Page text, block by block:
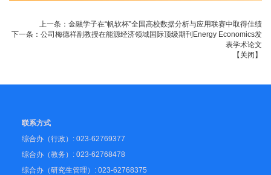
上一条： 金融学子在“帆软杯”全国高校数据分析与应用联赛中取得佳绩
下一条： 公司梅德祥副教授在能源经济领域国际顶级期刊Energy Economics发
表学术论文
【 关闭 】
联系方式
综合办（行政）: 023-62769377
综合办（教务）: 023-62768478
综合办（研究生管理）: 023-62768375